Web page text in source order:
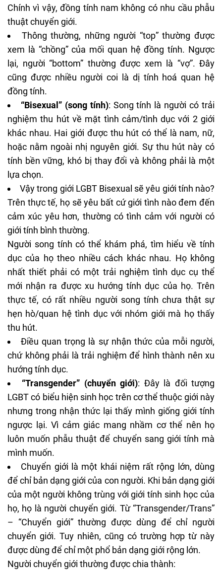
Chính vì vậy, đồng tính nam không có nhu cầu phẫu
thuật chuyển giới.
Thông thường, những người “top” thường được
xem là “chồng” của mối quan hệ đồng tính. Ngược
lại, người “bottom” thường được xem là “vợ”. Đây
cũng được nhiều người coi là dị tính hoá quan hệ
đồng tính.
“Bisexual” (song tính): Song tính là người có trải
nghiệm thu hút về mặt tình cảm/tình dục với 2 giới
khác nhau. Hai giới được thu hút có thể là nam, nữ,
hoặc nằm ngoài nhị nguyên giới. Sự thu hút này có
tính bền vững, khó bị thay đổi và không phải là một
lựa chọn.
Vậy trong giới LGBT Bisexual sẽ yêu giới tính nào?
Trên thực tế, họ sẽ yêu bất cứ giới tình nào đem đến
cảm xúc yêu hơn, thường có tình cảm với người có
giới tính bình thường.
Người song tính có thể khám phá, tìm hiểu về tính
dục của họ theo nhiều cách khác nhau. Họ không
nhất thiết phải có một trải nghiệm tình dục cụ thể
mới nhận ra được xu hướng tính dục của họ. Trên
thực tế, có rất nhiều người song tính chưa thật sự
hẹn hò/quan hệ tình dục với nhóm giới mà họ thấy
thu hút.
Điều quan trọng là sự nhận thức của mỗi người,
chứ không phải là trải nghiệm để hình thành nên xu
hướng tính dục.
“Transgender” (chuyển giới): Đây là đối tượng
LGBT có biểu hiện sinh học trên cơ thể thuộc giới này
nhưng trong nhận thức lại thấy mình giống giới tính
ngược lại. Vì cảm giác mang nhầm cơ thể nên họ
luôn muốn phẫu thuật để chuyển sang giới tính mà
mình muốn.
Chuyển giới là một khái niệm rất rộng lớn, dùng
để chỉ bản dạng giới của con người. Khi bản dạng giới
của một người không trùng với giới tính sinh học của
họ, họ là người chuyển giới. Từ “Transgender/Trans”
– “Chuyển giới” thường được dùng để chỉ người
chuyển giới. Tuy nhiên, cũng có trường hợp từ này
được dùng để chỉ một phổ bản dạng giới rộng lớn.
Người chuyển giới thường được chia thành: